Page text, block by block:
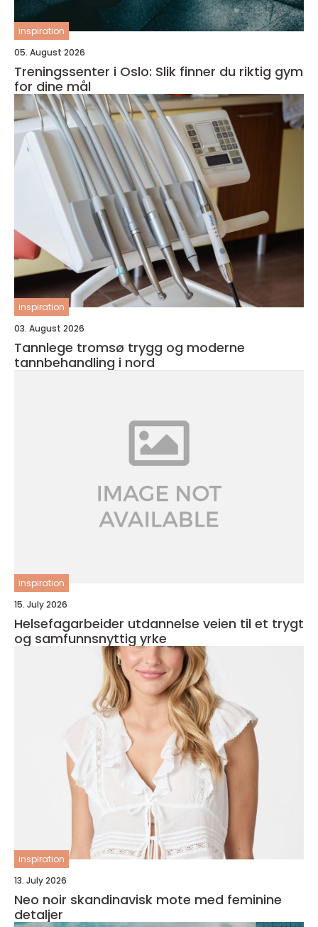
inspiration
05. August 2026
Treningssenter i Oslo: Slik finner du riktig gym
for dine mål
inspiration
03. August 2026
Tannlege tromsø trygg og moderne
tannbehandling i nord
inspiration
15. July 2026
Helsefagarbeider utdannelse veien til et trygt
og samfunnsnyttig yrke
inspiration
13. July 2026
Neo noir skandinavisk mote med feminine
detaljer